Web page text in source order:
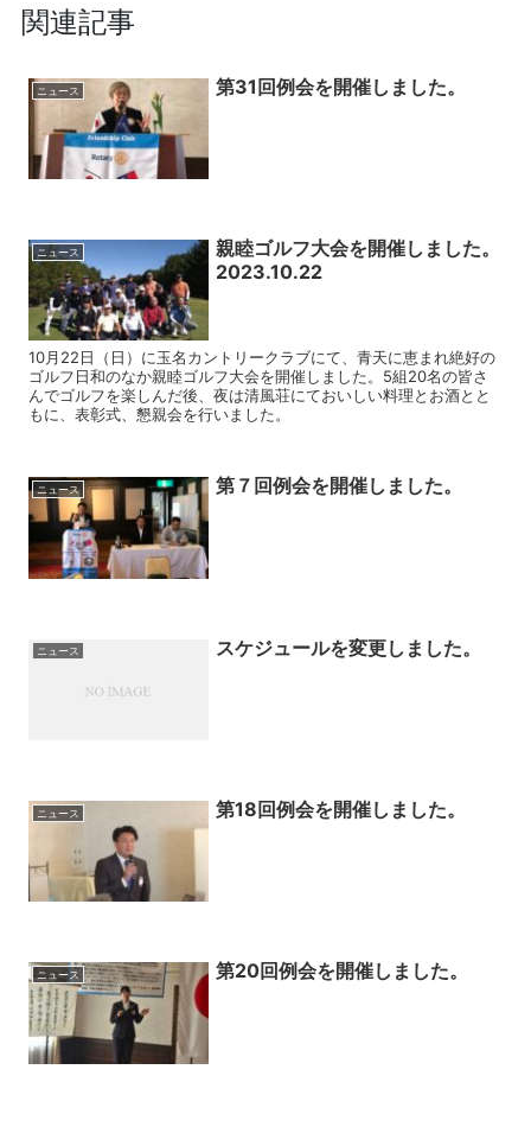
関連記事
ニュース 第31回例会を開催しました。
ニュース
親睦ゴルフ大会を開催しました。
2023.10.22
10月22日（日）に玉名カントリークラブにて、青天に恵まれ絶好の
ゴルフ日和のなか親睦ゴルフ大会を開催しました。5組20名の皆さ
んでゴルフを楽しんだ後、夜は清風荘にておいしい料理とお酒とと
もに、表彰式、懇親会を行いました。
ニュース 第７回例会を開催しました。
ニュース スケジュールを変更しました。
ニュース 第18回例会を開催しました。
ニュース 第20回例会を開催しました。